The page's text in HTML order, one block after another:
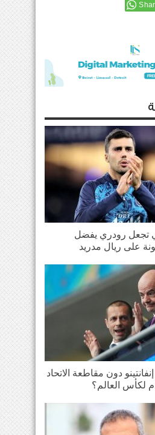
تجعل رودري يفضل
على ريال مدريد
دون مقاطعة الاتحاد
لكأس العالم؟